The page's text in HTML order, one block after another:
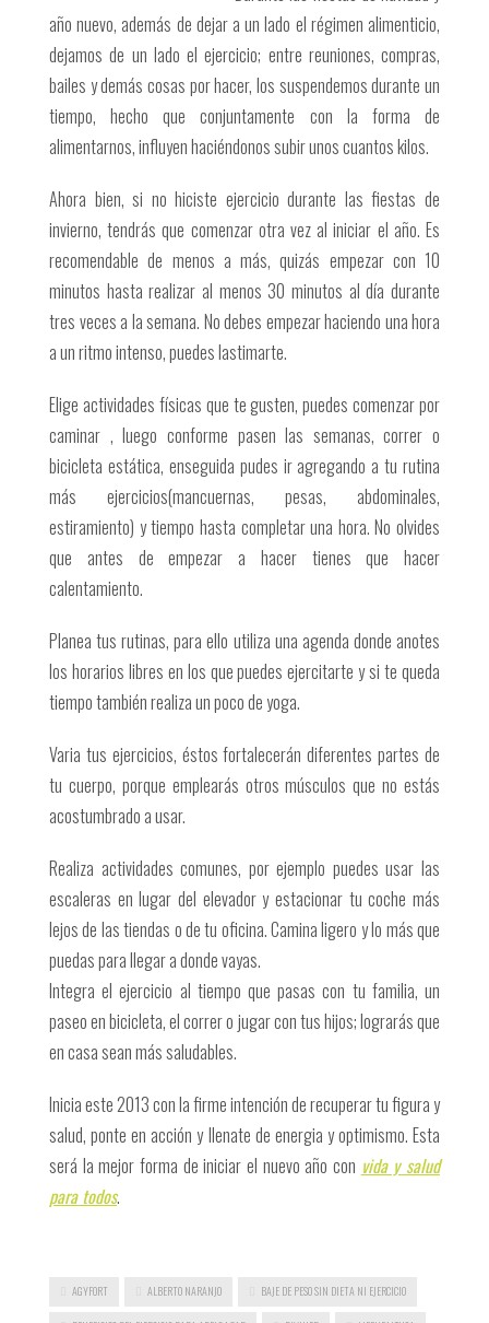
año nuevo, además de dejar a un lado el régimen alimenticio,
dejamos de un lado el ejercicio; entre reuniones, compras,
bailes y demás cosas por hacer, los suspendemos durante un
tiempo, hecho que conjuntamente con la forma de
alimentarnos, influyen haciéndonos subir unos cuantos kilos.
Ahora bien, si no hiciste ejercicio durante las fiestas de
invierno, tendrás que comenzar otra vez al iniciar el año. Es
recomendable de menos a más, quizás empezar con 10
minutos hasta realizar al menos 30 minutos al día durante
tres veces a la semana. No debes empezar haciendo una hora
a un ritmo intenso, puedes lastimarte.
Elige actividades físicas que te gusten, puedes comenzar por
caminar , luego conforme pasen las semanas, correr o
bicicleta estática, enseguida pudes ir agregando a tu rutina
más ejercicios(mancuernas, pesas, abdominales,
estiramiento) y tiempo hasta completar una hora. No olvides
que antes de empezar a hacer tienes que hacer
calentamiento.
Planea tus rutinas, para ello utiliza una agenda donde anotes
los horarios libres en los que puedes ejercitarte y si te queda
tiempo también realiza un poco de yoga.
Varia tus ejercicios, éstos fortalecerán diferentes partes de
tu cuerpo, porque emplearás otros músculos que no estás
acostumbrado a usar.
Realiza actividades comunes, por ejemplo puedes usar las
escaleras en lugar del elevador y estacionar tu coche más
lejos de las tiendas o de tu oficina. Camina ligero y lo más que
puedas para llegar a donde vayas.
Integra el ejercicio al tiempo que pasas con tu familia, un
paseo en bicicleta, el correr o jugar con tus hijos; lograrás que
en casa sean más saludables.
Inicia este 2013 con la firme intención de recuperar tu figura y
salud, ponte en acción y llenate de energia y optimismo. Esta
será la mejor forma de iniciar el nuevo año con vida y salud
para todos.
AGYFORT ALBERTO NARANJO BAJE DE PESO SIN DIETA NI EJERCICIO